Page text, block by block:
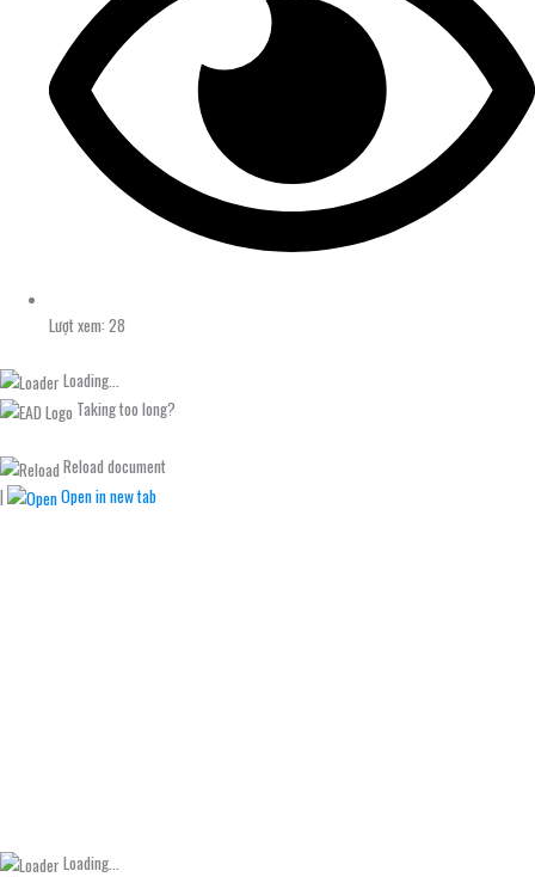
Lượt xem: 28
Loading...
Taking too long?
Reload document
|
Open in new tab
Loading...